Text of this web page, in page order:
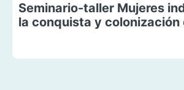
Seminario-taller Mujeres
la conquista y colonización